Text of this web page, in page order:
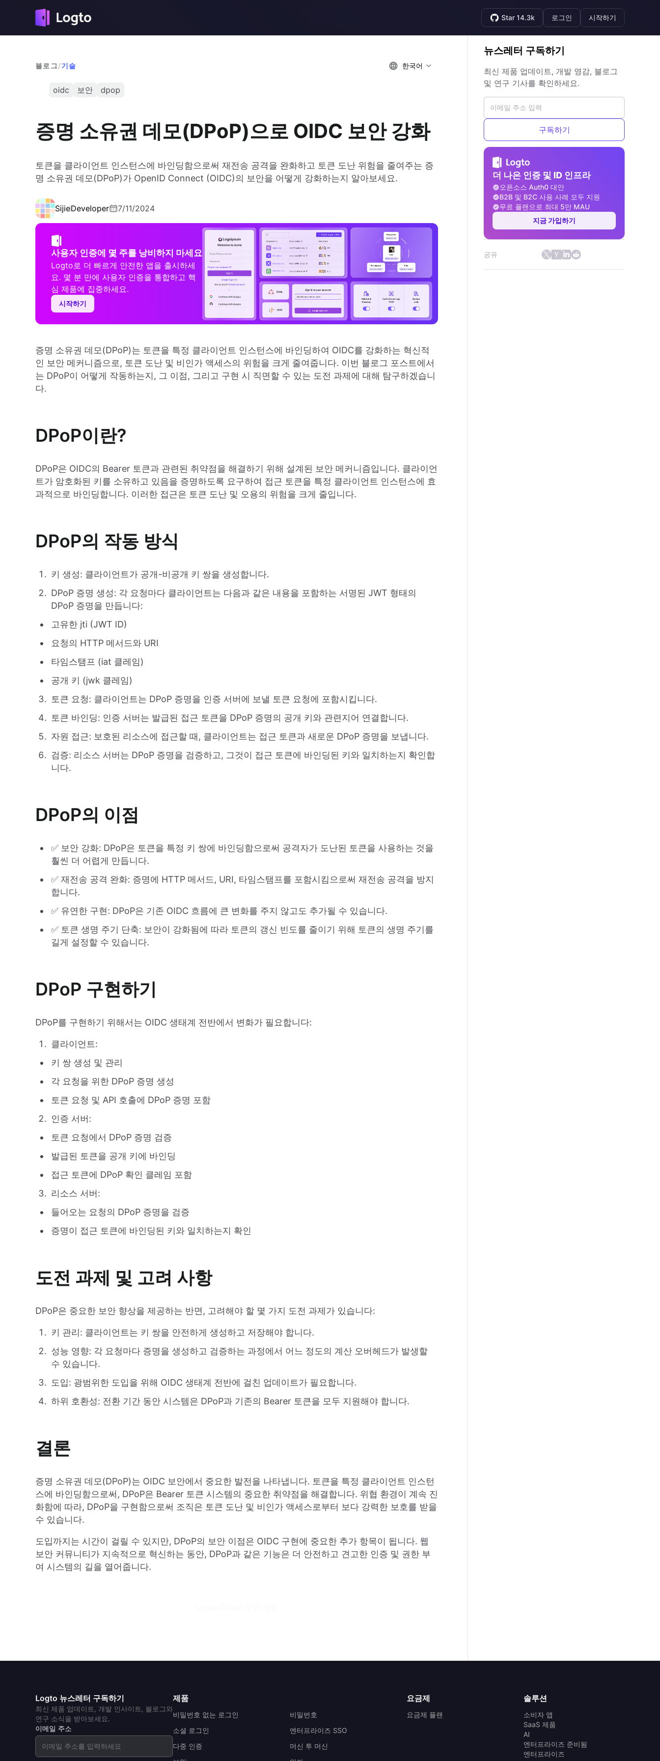
Star 14.3k 로그인 시작하기
블로그/기술 한국어
oidc 보안 dpop
증명 소유권 데모(DPoP)으로 OIDC 보안 강화
토큰을 클라이언트 인스턴스에 바인딩함으로써 재전송 공격을 완화하고 토큰 도난 위험을 줄여주는 증
명 소유권 데모(DPoP)가 OpenID Connect (OIDC)의 보안을 어떻게 강화하는지 알아보세요.
SijieDeveloper 7/11/2024
사용자 인증에 몇 주를 낭비하지 마세요
Logto로 더 빠르게 안전한 앱을 출시하세
요. 몇 분 만에 사용자 인증을 통합하고 핵
심 제품에 집중하세요.
시작하기
증명 소유권 데모(DPoP)는 토큰을 특정 클라이언트 인스턴스에 바인딩하여 OIDC를 강화하는 혁신적
인 보안 메커니즘으로, 토큰 도난 및 비인가 액세스의 위험을 크게 줄여줍니다. 이번 블로그 포스트에서
는 DPoP이 어떻게 작동하는지, 그 이점, 그리고 구현 시 직면할 수 있는 도전 과제에 대해 탐구하겠습니
다.
DPoP이란?
DPoP은 OIDC의 Bearer 토큰과 관련된 취약점을 해결하기 위해 설계된 보안 메커니즘입니다. 클라이언
트가 암호화된 키를 소유하고 있음을 증명하도록 요구하여 접근 토큰을 특정 클라이언트 인스턴스에 효
과적으로 바인딩합니다. 이러한 접근은 토큰 도난 및 오용의 위험을 크게 줄입니다.
DPoP의 작동 방식
키 생성: 클라이언트가 공개-비공개 키 쌍을 생성합니다.
DPoP 증명 생성: 각 요청마다 클라이언트는 다음과 같은 내용을 포함하는 서명된 JWT 형태의
DPoP 증명을 만듭니다:
고유한 jti (JWT ID)
요청의 HTTP 메서드와 URI
타임스탬프 (iat 클레임)
공개 키 (jwk 클레임)
토큰 요청: 클라이언트는 DPoP 증명을 인증 서버에 보낼 토큰 요청에 포함시킵니다.
토큰 바인딩: 인증 서버는 발급된 접근 토큰을 DPoP 증명의 공개 키와 관련지어 연결합니다.
자원 접근: 보호된 리소스에 접근할 때, 클라이언트는 접근 토큰과 새로운 DPoP 증명을 보냅니다.
검증: 리소스 서버는 DPoP 증명을 검증하고, 그것이 접근 토큰에 바인딩된 키와 일치하는지 확인합
니다.
DPoP의 이점
✅ 보안 강화: DPoP은 토큰을 특정 키 쌍에 바인딩함으로써 공격자가 도난된 토큰을 사용하는 것을
훨씬 더 어렵게 만듭니다.
✅ 재전송 공격 완화: 증명에 HTTP 메서드, URI, 타임스탬프를 포함시킴으로써 재전송 공격을 방지
합니다.
✅ 유연한 구현: DPoP은 기존 OIDC 흐름에 큰 변화를 주지 않고도 추가될 수 있습니다.
✅ 토큰 생명 주기 단축: 보안이 강화됨에 따라 토큰의 갱신 빈도를 줄이기 위해 토큰의 생명 주기를
길게 설정할 수 있습니다.
DPoP 구현하기
DPoP를 구현하기 위해서는 OIDC 생태계 전반에서 변화가 필요합니다:
클라이언트:
키 쌍 생성 및 관리
각 요청을 위한 DPoP 증명 생성
토큰 요청 및 API 호출에 DPoP 증명 포함
인증 서버:
토큰 요청에서 DPoP 증명 검증
발급된 토큰을 공개 키에 바인딩
접근 토큰에 DPoP 확인 클레임 포함
리소스 서버:
들어오는 요청의 DPoP 증명을 검증
증명이 접근 토큰에 바인딩된 키와 일치하는지 확인
도전 과제 및 고려 사항
DPoP은 중요한 보안 향상을 제공하는 반면, 고려해야 할 몇 가지 도전 과제가 있습니다:
키 관리: 클라이언트는 키 쌍을 안전하게 생성하고 저장해야 합니다.
성능 영향: 각 요청마다 증명을 생성하고 검증하는 과정에서 어느 정도의 계산 오버헤드가 발생할
수 있습니다.
도입: 광범위한 도입을 위해 OIDC 생태계 전반에 걸친 업데이트가 필요합니다.
하위 호환성: 전환 기간 동안 시스템은 DPoP과 기존의 Bearer 토큰을 모두 지원해야 합니다.
결론
증명 소유권 데모(DPoP)는 OIDC 보안에서 중요한 발전을 나타냅니다. 토큰을 특정 클라이언트 인스턴
스에 바인딩함으로써, DPoP은 Bearer 토큰 시스템의 중요한 취약점을 해결합니다. 위협 환경이 계속 진
화함에 따라, DPoP을 구현함으로써 조직은 토큰 도난 및 비인가 액세스로부터 보다 강력한 보호를 받을
수 있습니다.
도입까지는 시간이 걸릴 수 있지만, DPoP의 보안 이점은 OIDC 구현에 중요한 추가 항목이 됩니다. 웹
보안 커뮤니티가 지속적으로 혁신하는 동안, DPoP과 같은 기능은 더 안전하고 견고한 인증 및 권한 부
여 시스템의 길을 열어줍니다.
뉴스레터 구독하기
최신 제품 업데이트, 개발 영감, 블로그
및 연구 기사를 확인하세요.
구독하기
더 나은 인증 및 ID 인프라
오픈소스 Auth0 대안
B2B 및 B2C 사용 사례 모두 지원
무료 플랜으로 최대 5만 MAU
지금 가입하기
공유
Logto 뉴스레터 구독하기
최신 제품 업데이트, 개발 인사이트, 블로그와
연구 소식을 받아보세요.
이메일 주소
제품
비밀번호 없는 로그인
비밀번호
소셜 로그인
엔터프라이즈 SSO
다중 인증
머신 투 머신
요금제
요금제 플랜
솔루션
소비자 앱
SaaS 제품
AI
엔터프라이즈 준비됨
엔터프라이즈